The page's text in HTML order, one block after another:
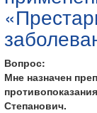
Вопрос:
Мне назначен
Степанович.